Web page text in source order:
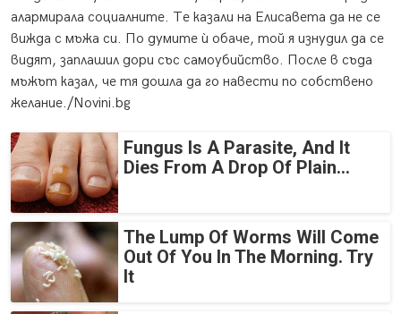
алармирала социалните. Те казали на Елисавета да не се
вижда с мъжа си. По думите ѝ обаче, той я изнудил да се
видят, заплашил дори със самоубийство. После в съда
мъжът казал, че тя дошла да го навести по собствено
желание./Novini.bg
Fungus Is A Parasite, And It
Dies From A Drop Of Plain...
The Lump Of Worms Will Come
Out Of You In The Morning. Try
It